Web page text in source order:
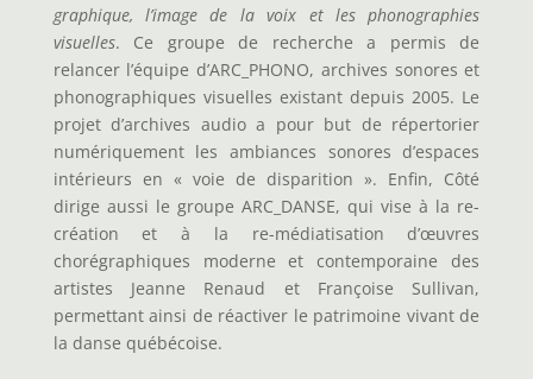
graphique, l’image de la voix et les phonographies
visuelles. Ce groupe de recherche a permis de
relancer l’équipe d’ARC_PHONO, archives sonores et
phonographiques visuelles existant depuis 2005. Le
projet d’archives audio a pour but de répertorier
numériquement les ambiances sonores d’espaces
intérieurs en « voie de disparition ». Enfin, Côté
dirige aussi le groupe ARC_DANSE, qui vise à la re-
création et à la re-médiatisation d’œuvres
chorégraphiques moderne et contemporaine des
artistes Jeanne Renaud et Françoise Sullivan,
permettant ainsi de réactiver le patrimoine vivant de
la danse québécoise.